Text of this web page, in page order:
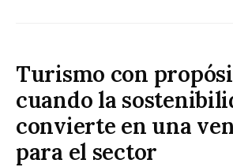
Turismo con
cuando la
convierte en una
para el sector